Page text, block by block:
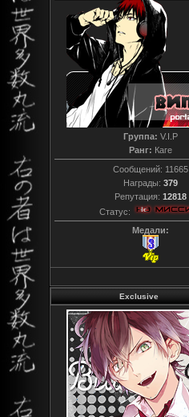
Группа: V.I.P
Ранг: Каге
Сообщений: 11665
Награды: 379
Репутация: 12818
Статус:
Медали:
Exclusive